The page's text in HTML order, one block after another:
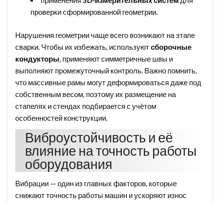
проверки сформированной геометрии.
Нарушения геометрии чаще всего возникают на этапе
сварки. Чтобы их избежать, используютсборочные
кондукторы , применяют симметричные швы и
выполняют промежуточный контроль. Важно помнить,
что массивные рамы могут деформироваться даже под
собственным весом, поэтому их размещение на
стапелях и стендах подбирается с учётом
особенностей конструкции.
Виброустойчивость и её
влияние на точность работы
оборудования
Вибрации — один из главных факторов, которые
снижают точность работы машин и ускоряют износ